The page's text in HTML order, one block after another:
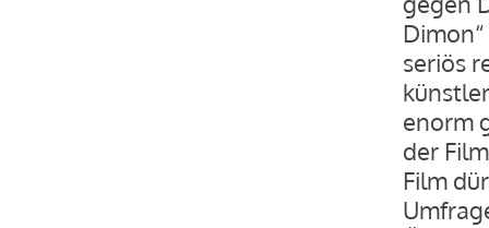
seriös
enorm
der
Film